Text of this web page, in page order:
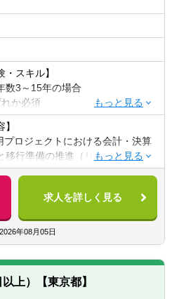
人事部門、事業部門との連携・
、会計以外の知見を高める機会も
ます
パス】
立つ唯一無二の専門家としてさら
キスパート職を目指す
計専門性と組織マネジメント能力
ることで組織責任者を目指す
に加え、事業経営に対する深い
コミュニケーション能力を兼ね備
海外の経理責任者を目指す
・スキル】
数3～15年の場合
か必須
社での財務会計業務、もしくは
ステム（含むERP）の開発・導
はIFRS適用（移行）業務の経験
・コンサルティング会社・ITベン
いて、上記①記載内容における顧
サービス提供などの経験
数15年超の場合
歓迎要件とも上記「3～15年の場
件の充足有無、業務マネジメント
などを、総合的に勘案させていた
】
プロジェクトにおける会計・決算
移行準備の推進（リーダークラ
）
後の会計・開示方針や業務フロー
要なシステム開発における要件定
成果物作成と進捗管理、関係部署
協議・ワーキンググループ運営含
ェクトマネジメント
適用にともなう業務・ビジネス
ど、大局的な検討も推進
求人を詳しく見る
2026年08月05日
上）【東京都】